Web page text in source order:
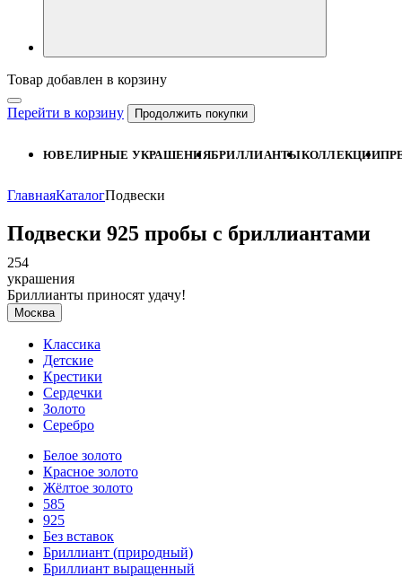
Товар добавлен в корзину
Перейти в корзину Продолжить покупки
ЮВЕЛИРНЫЕ УКРАШЕНИЯБРИЛЛИАНТЫКОЛЛЕКЦИИ
ГлавнаяКаталогПодвески
Подвески 925 пробы с бриллиантами
254
украшения
Бриллианты приносят удачу!
Москва
Классика
Детские
Крестики
Сердечки
Золото
Серебро
Белое золото
Красное золото
Жёлтое золото
585
925
Без вставок
Бриллиант (природный)
Бриллиант выращенный